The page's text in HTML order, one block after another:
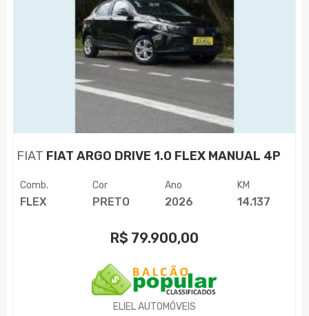
FIAT FIAT ARGO DRIVE 1.0 FLEX MANUAL 4P
Comb.
FLEX
Cor
PRETO
Ano
2026
KM
14.137
R$ 79.900,00
ELIEL AUTOMÓVEIS